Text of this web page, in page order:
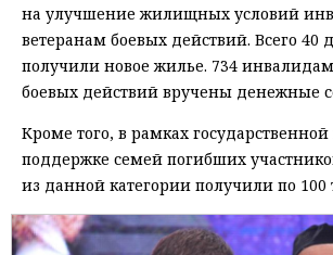
на улучшение жилищных условий
ветеранам боевых действий. Всего 40
получили новое жилье. 734
боевых действий вручены денежные
Кроме того, в рамках
поддержке семей погибших
из данной категории получили по 100